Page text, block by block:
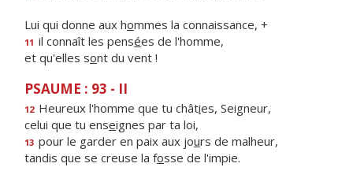
Lui qui donne aux hommes la connaissance, +
11 il connaît les pensées de l'homme,
et qu'elles sont du vent !
PSAUME : 93 - II
12 Heureux l'homme que tu châties, Seigneur,
celui que tu enseignes par ta loi,
13 pour le garder en paix aux jours de malheur,
tandis que se creuse la fosse de l'impie.